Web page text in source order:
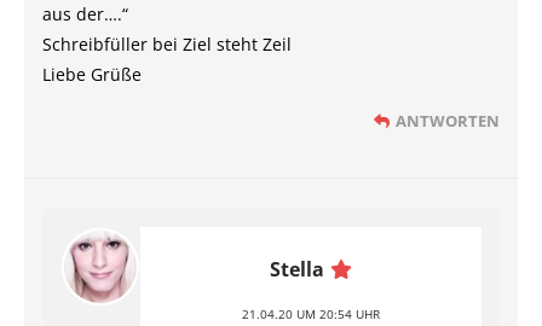
aus der….“
Schreibfüller bei Ziel steht Zeil
Liebe Grüße
ANTWORTEN
Stella
21.04.20 UM 20:54 UHR